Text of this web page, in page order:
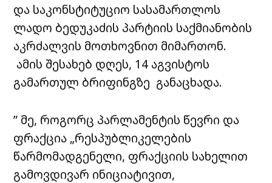
და საკონსტიტუციო სასამართლოს
ლადო ბედუკაძის პარტიის საქმიანობის
აკრძალვის მოთხოვნით მიმართონ.
ამის შესახებ დღეს, 14 აგვისტოს
გამართულ ბრიფინგზე განაცხადა.
” მე, როგორც პარლამენტის წევრი და
ფრაქცია „რესპუბლიკელების
წარმომადგენელი, ფრაქციის სახელით
გამოვდივარ ინიციატივით,